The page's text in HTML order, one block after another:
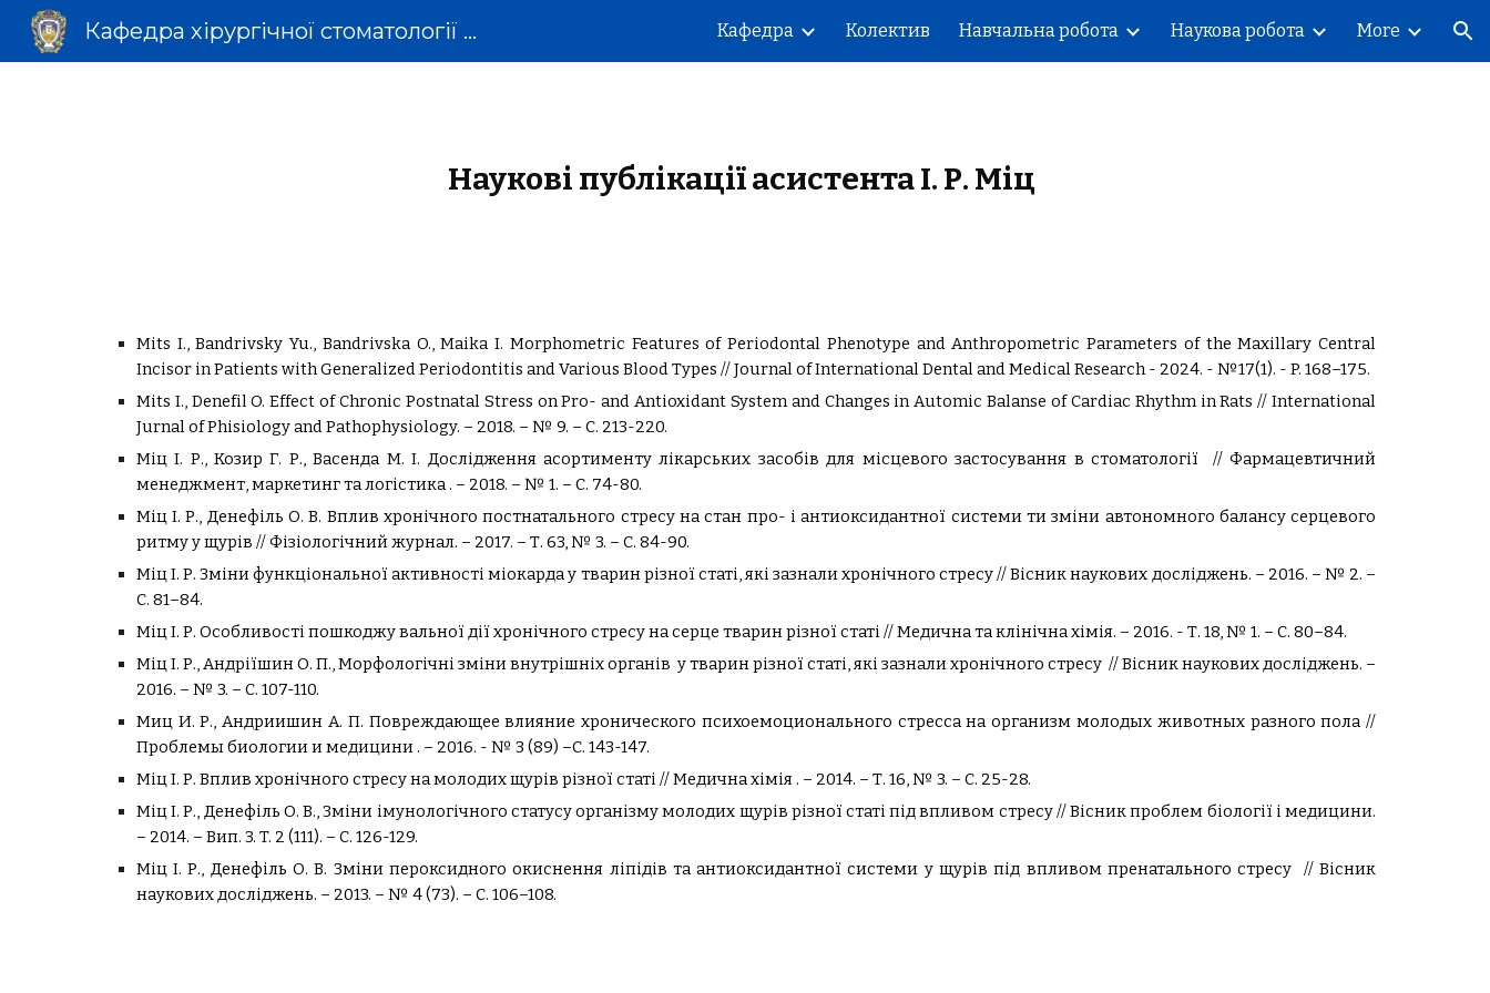
Skip to navigation
Кафедра хірургічної стоматології та щелепно-лицевої хірургії Кафедра Колектив Навчальна робота Наукова робота More
Наукові публікації асистентаІ. Р. Міц
Mits I., Bandrivsky Yu., Bandrivska O., Maika I. Morphometric Features of Periodontal Phenotype and Anthropometric Parameters of the Maxillary Central
Incisor in Patients with Generalized Periodontitis and Various Blood Types // Journal of International Dental and Medical Research- 2024. - №17(1). - P. 168–175.
Mits I., Denefil O. Effect of Chronic Postnatal Stress on Pro- and Antioxidant System and Changes in Automic Balanse of Cardiac Rhythm in Rats // International
Jurnal of Phisiology and Pathophysiology. – 2018. – № 9. – С. 213-220.
Міц І. Р., Козир Г. Р., Васенда М. І. Дослідження асортименту лікарських засобів для місцевого застосування в стоматології // Фармацевтичний
менеджмент, маркетинг та логістика . – 2018. – № 1. – С. 74-80.
Міц І. Р., Денефіль О. В. Вплив хронічного постнатального стресу на стан про- і антиоксидантної системи ти зміни автономного балансу серцевого
ритму у щурів // Фізіологічний журнал. – 2017. – Т. 63, № 3. – С. 84-90.
Міц І. Р. Зміни функціональної активності міокарда у тварин різної статі, які зазнали хронічного стресу // Вісник наукових досліджень. – 2016. – № 2. –
С. 81–84.
Міц І. Р. Особливості пошкоджу вальної дії хронічного стресу на серце тварин різної статі // Медична та клінічна хімія. – 2016. - Т. 18, № 1. – С. 80–84.
Міц І. Р., Андріїшин О. П., Морфологічні зміни внутрішніх органів у тварин різної статі, які зазнали хронічного стресу // Вісник наукових досліджень. –
2016. – № 3. – С. 107-110.
Миц И. Р., Андриишин А. П. Повреждающее влияние хронического психоемоционального стресса на организм молодых животных разного пола //
Проблемы биологии и медицини . – 2016. - № 3 (89) –С. 143-147.
Міц І. Р. Вплив хронічного стресу на молодих щурів різної статі // Медична хімія . – 2014. – Т. 16, № 3. – С. 25-28.
Міц І. Р., Денефіль О. В., Зміни імунологічного статусу організму молодих щурів різної статі під впливом стресу // Вісник проблем біології і медицини.
– 2014. – Вип. 3. T. 2 (111). – С. 126-129.
Міц І. Р., Денефіль О. В. Зміни пероксидного окиснення ліпідів та антиоксидантної системи у щурів під впливом пренатального стресу // Вісник
наукових досліджень. – 2013. – № 4 (73). – С. 106–108.